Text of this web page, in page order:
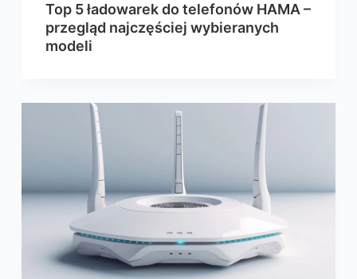
Top 5 ładowarek do telefonów HAMA –
przegląd najczęściej wybieranych
modeli